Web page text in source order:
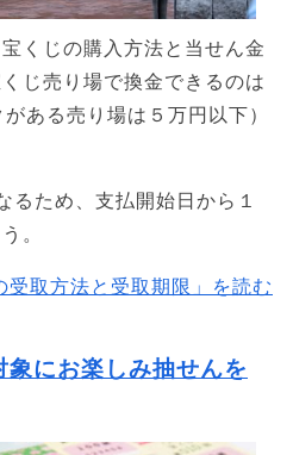
くじの購入方法と当せん金
じ売り場で換金できるのは
ある売り場は５万円以下）
るため、支払開始日から１
。
受取方法と受取期限」を読む
にお楽しみ抽せんを